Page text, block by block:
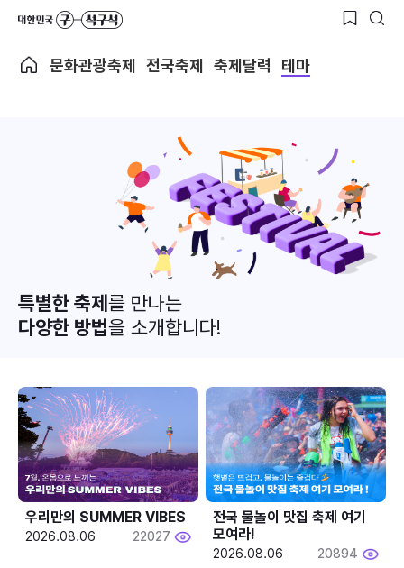
문화관광축제 전국축제 축제달력 테마
특별한 축제를 만나는
다양한 방법을 소개합니다!
우리만의 SUMMER VIBES
2026.08.06 22027
전국 물놀이 맛집 축제 여기
모여라!
2026.08.06 20894